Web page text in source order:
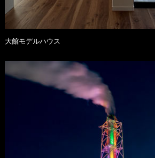
大館モデルハウス